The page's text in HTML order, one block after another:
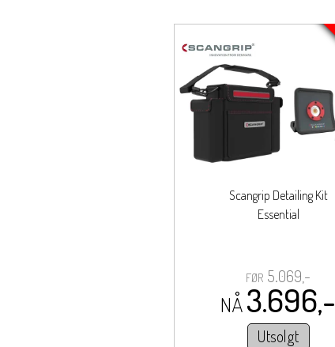
Scangrip Detailing Kit
Essential
FØR 5.069,-
NÅ3.696,-
Utsolgt